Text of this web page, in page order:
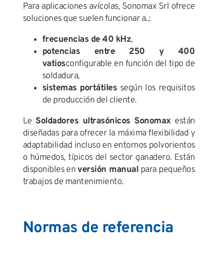
Para aplicaciones avícolas, Sonomax Srl ofrece
soluciones que suelen funcionar a..:
frecuencias de 40 kHz,
potencias entre 250 y 400
vatiosconfigurable en función del tipo de
soldadura,
sistemas portátiles según los requisitos
de producción del cliente.
Le Soldadores ultrasónicos Sonomaxestán
diseñadas para ofrecer la máxima flexibilidad y
adaptabilidad incluso en entornos polvorientos
o húmedos, típicos del sector ganadero. Están
disponibles enversión manual para pequeños
trabajos de mantenimiento.
Normas de referencia